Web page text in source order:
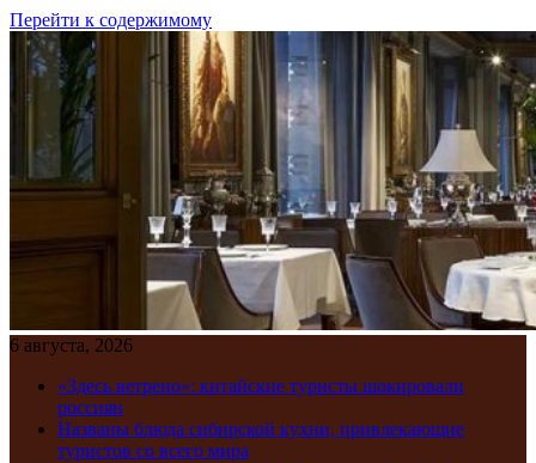
Перейти к содержимому
6 августа, 2026
«Здесь ветрено»: китайские туристы шокировали
россиян
Названы блюда сибирской кухни, привлекающие
туристов со всего мира